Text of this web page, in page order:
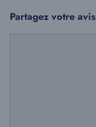
Partagez votre avis